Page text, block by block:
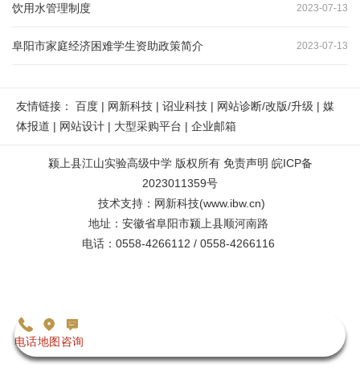
2023-07-13
饮用水管理制度
2023-07-13
阜阳市家庭经济困难学生资助政策简介
友情链接： 百度 | 网新科技 | 诏业科技 | 网站诊断/改版/升级 | 媒
体报道 | 网站设计 | 大型采购平台 | 企业邮箱
颍上县江山实验高级中学版权所有 免责声明 皖ICP备
2023011359号
技术支持 ： 网新科技(www.ibw.cn)
地址：安徽省阜阳市颍上县顺河南路
电话：0558-4266112 / 0558-4266116
电话地图 咨询